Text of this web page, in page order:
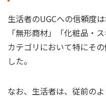
生活者のUGCへの信頼度
「無形商材」「化粧品・
カテゴリにおいて特にそ
した。
なお、生活者は、従前の